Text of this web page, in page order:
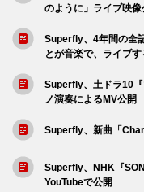
のように」ライブ映像
Superfly、4年間の全
とが音楽で、ライブす
Superfly、土ドラ10
ノ演奏によるMV公開
Superfly、新曲「
Superfly、NHK『
YouTubeで公開